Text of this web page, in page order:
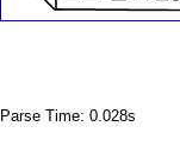
Parse Time: 0.028s